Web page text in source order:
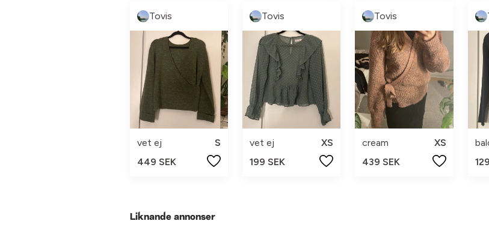
Tovis
vet ej
S
449 SEK
Tovis
vet ej
XS
199 SEK
Tovis
cream
XS
439 SEK
Liknande annonser